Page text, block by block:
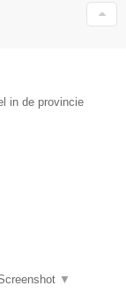
in de provincie
▼